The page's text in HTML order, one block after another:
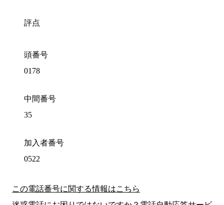
評点
頭番号
0178
中間番号
35
加入者番号
0522
この電話番号に関する情報はこちら